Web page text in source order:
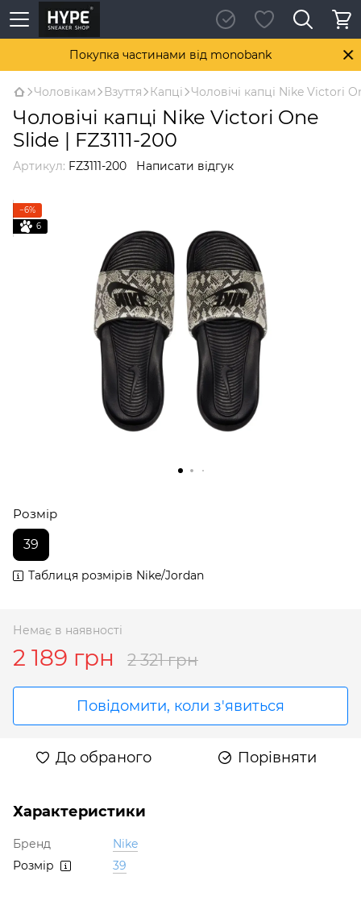
Покупка частинами від monobank
Чоловікам Взуття Капці Чоловічі капці Nike Victori
Чоловічі капці Nike Victori One
Slide | FZ3111-200
Артикул: FZ3111-200 Написати відгук
−6%
6
Розмір
39
Таблиця розмірів Nike/Jordan
Немає в наявності
2 189 грн 2 321 грн
Повідомити, коли з'явиться
До обраного Порівняти
Характеристики
Бренд
Nike
Розмір
39